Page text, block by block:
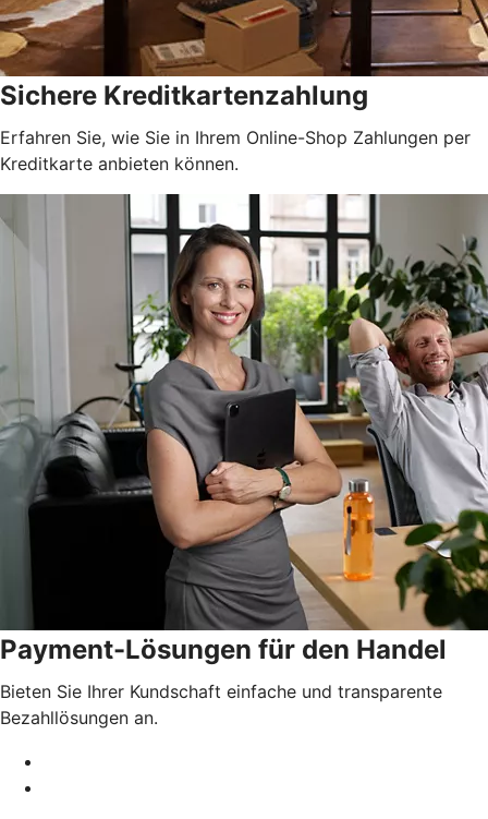
Sichere Kreditkartenzahlung
Erfahren Sie, wie Sie in Ihrem Online-Shop Zahlungen per
Kreditkarte anbieten können.
Payment-Lösungen für den Handel
Bieten Sie Ihrer Kundschaft einfache und transparente
Bezahllösungen an.